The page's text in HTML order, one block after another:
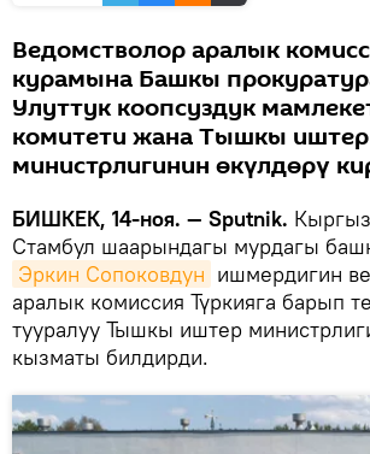
Ведомстволор аралык
курамына Башкы
Улуттук коопсуздук
комитети жана Тышкы иштер
министрлигинин өкүлдөрү
БИШКЕК, 14-ноя. — Sputnik.
Стамбул шаарындагы мурдагы
Эркин Сопоковдун ишмердигин
аралык комиссия Түркияга барып
тууралуу Тышкы иштер
кызматы билдирди.